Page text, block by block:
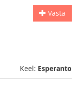
Vasta
Keel: Esperanto